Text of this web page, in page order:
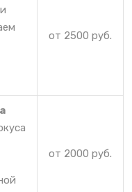
от 2500 руб.
от 2000 руб.